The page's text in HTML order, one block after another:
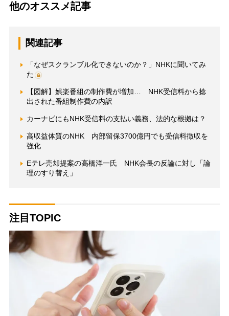
他のオススメ記事
関連記事
「なぜスクランブル化できないのか？」NHKに聞いてみ
た
【図解】娯楽番組の制作費が増加… NHK受信料から捻
出された番組制作費の内訳
カーナビにもNHK受信料の支払い義務、法的な根拠は？
高収益体質のNHK 内部留保3700億円でも受信料徴収を
強化
Eテレ売却提案の高橋洋一氏 NHK会長の反論に対し「論
理のすり替え」
注目TOPIC